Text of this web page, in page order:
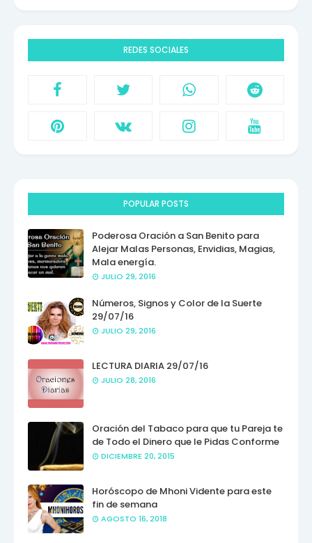
REDES SOCIALES
POPULAR POSTS
Poderosa Oración a San Benito para
Alejar Malas Personas, Envidias, Magias,
Mala energía.
JULIO 29, 2016
Números, Signos y Color de la Suerte
29/07/16
JULIO 29, 2016
LECTURA DIARIA 29/07/16
JULIO 28, 2016
Oración del Tabaco para que tu Pareja te
de Todo el Dinero que le Pidas Conforme
DICIEMBRE 20, 2015
Horóscopo de Mhoni Vidente para este
fin de semana
AGOSTO 16, 2018